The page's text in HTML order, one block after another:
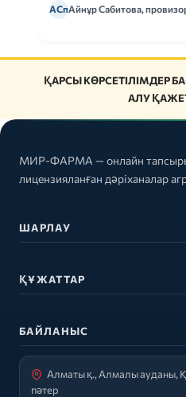
АСпАйнұр Сабитова,
ҚАРСЫ КӨРСЕТІЛІМДЕР
АЛУ
МИР-ФАРМА — онлайн
лицензияланған дәріханалар
ШАРЛАУ
ҚҰЖАТТАР
БАЙЛАНЫС
Алматы қ., Алмалы ауданы,
пәтер